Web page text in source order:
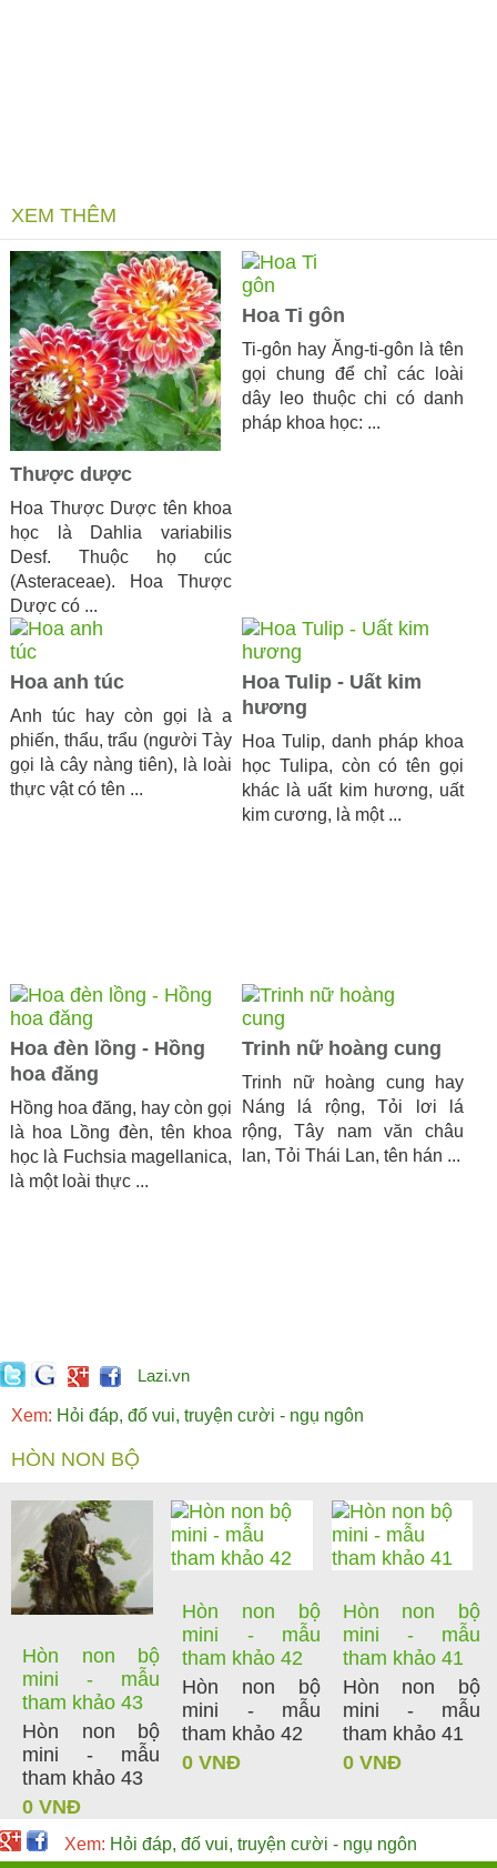
XEM THÊM
Thược dược
Hoa Thược Dược tên khoa
học là Dahlia variabilis
Desf. Thuộc họ cúc
(Asteraceae). Hoa Thược
Dược có ...
Hoa Ti gôn
Ti-gôn hay Ăng-ti-gôn là tên
gọi chung để chỉ các loài
dây leo thuộc chi có danh
pháp khoa học: ...
Hoa anh túc
Anh túc hay còn gọi là a
phiến, thẩu, trẩu (người Tày
gọi là cây nàng tiên), là loài
thực vật có tên ...
Hoa Tulip - Uất kim
hương
Hoa Tulip, danh pháp khoa
học Tulipa, còn có tên gọi
khác là uất kim hương, uất
kim cương, là một ...
Hoa đèn lồng - Hồng
hoa đăng
Hồng hoa đăng, hay còn gọi
là hoa Lồng đèn, tên khoa
học là Fuchsia magellanica,
là một loài thực ...
Trinh nữ hoàng cung
Trinh nữ hoàng cung hay
Náng lá rộng, Tỏi lơi lá
rộng, Tây nam văn châu
lan, Tỏi Thái Lan, tên hán ...
Lazi.vn
Xem: Hỏi đáp, đố vui, truyện cười - ngụ ngôn
HÒN NON BỘ
Hòn non bộ
mini - mẫu
tham khảo 43
Hòn non bộ
mini - mẫu
tham khảo 43
0 VNĐ
Hòn non bộ
mini - mẫu
tham khảo 42
Hòn non bộ
mini - mẫu
tham khảo 42
0 VNĐ
Hòn non bộ
mini - mẫu
tham khảo 41
Hòn non bộ
mini - mẫu
tham khảo 41
0 VNĐ
Xem: Hỏi đáp, đố vui, truyện cười - ngụ ngôn